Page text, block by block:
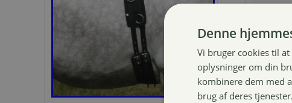
Denne
Vi bruger cookies til
oplysninger om din
kombinere dem med
brug af deres